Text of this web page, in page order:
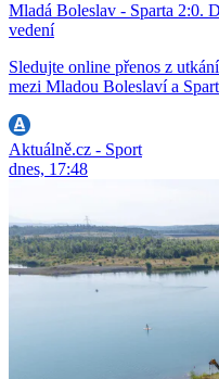
Mladá Boleslav - Sparta 2:0.
vedení
Sledujte online přenos z
mezi Mladou Boleslaví a
Aktuálně.cz - Sport
dnes, 17:48